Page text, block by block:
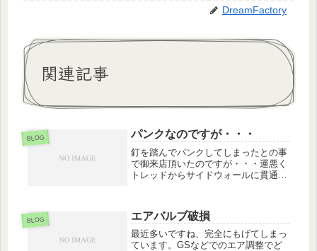
DreamFactory
関連記事
BLOG パンクなのですが・・・
釘を踏んでパンクしてしまったとの事
で御来店頂いたのですが・・・運悪く
トレッドからサイドウォールに貫通し
にて修理完了となりました。
BLOG エアバルブ破損
最近多いですね、完全にもげてしまっ
ています。GSなどでのエア調整でど